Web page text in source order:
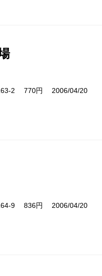
2 770円 2006/04/20
9 836円 2006/04/20